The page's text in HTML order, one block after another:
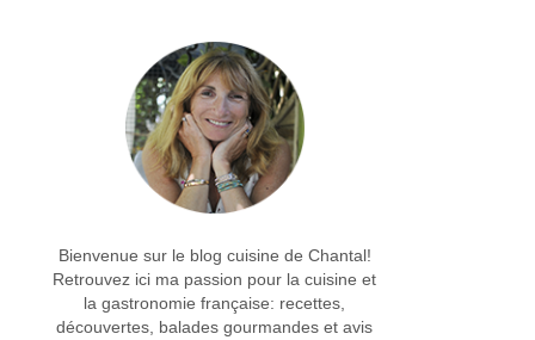
Bienvenue sur le blog cuisine de Chantal!
Retrouvez ici ma passion pour la cuisine et
la gastronomie française: recettes,
découvertes, balades gourmandes et avis